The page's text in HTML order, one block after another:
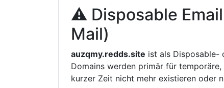
⚠ Disposable
Mail)
auzqmy.redds.site ist als Disposable-
Domains werden primär für
kurzer Zeit nicht mehr existieren oder